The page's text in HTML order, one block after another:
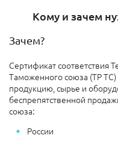
Кому и зачем
Зачем?
Сертификат соответствия
Таможенного союза (ТР
продукцию, сырье и
беспрепятственной
союза:
России